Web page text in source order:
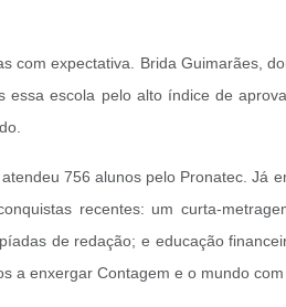
com expectativa. Brida Guimarães,
escola pelo alto índice de
756 alunos pelo Pronatec. Já
recentes: um curta-
de redação; e educação
a enxergar Contagem e o mundo com